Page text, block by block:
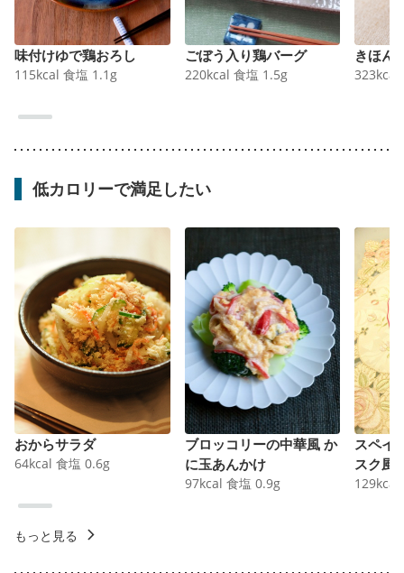
味付けゆで鶏おろし
115kcal 食塩 1.1 g
ごぼう入り鶏バーグ
220kcal 食塩 1.5g
きほん
323kcal
低カロリーで満足したい
おからサラダ
64kcal 食塩 0.6g
ブロッコリーの中華風 か
に玉あんかけ
97kcal 食塩 0.9g
スペイ
スク風
129kcal
もっと見る